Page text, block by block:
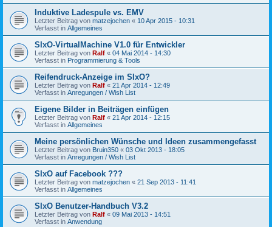
Induktive Ladespule vs. EMV
Letzter Beitrag von matzejochen « 10 Apr 2015 - 10:31
Verfasst in Allgemeines
SIxO-VirtualMachine V1.0 für Entwickler
Letzter Beitrag von Ralf « 04 Mai 2014 - 14:30
Verfasst in Programmierung & Tools
Reifendruck-Anzeige im SIxO?
Letzter Beitrag von Ralf « 21 Apr 2014 - 12:49
Verfasst in Anregungen / Wish List
Eigene Bilder in Beiträgen einfügen
Letzter Beitrag von Ralf « 21 Apr 2014 - 12:15
Verfasst in Allgemeines
Meine persönlichen Wünsche und Ideen zusammengefasst
Letzter Beitrag von Bruin350 « 03 Okt 2013 - 18:05
Verfasst in Anregungen / Wish List
SIxO auf Facebook ???
Letzter Beitrag von matzejochen « 21 Sep 2013 - 11:41
Verfasst in Allgemeines
SIxO Benutzer-Handbuch V3.2
Letzter Beitrag von Ralf « 09 Mai 2013 - 14:51
Verfasst in Anwendung